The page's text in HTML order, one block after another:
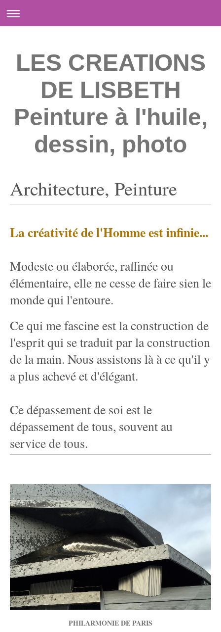
LES CREATIONS
DE LISBETH
Peinture à l'huile,
dessin, photo
Architecture, Peinture
La créativité de l'Homme est infinie...
Modeste ou élaborée, raffinée ou
élémentaire, elle ne cesse de faire sien le
monde qui l'entoure.
Ce qui me fascine est la construction de
l'esprit qui se traduit par la construction
de la main. Nous assistons là à ce qu'il y
a plus achevé et d'élégant.
Ce dépassement de soi est le
dépassement de tous, souvent au
service de tous.
PHILARMONIE DE PARIS